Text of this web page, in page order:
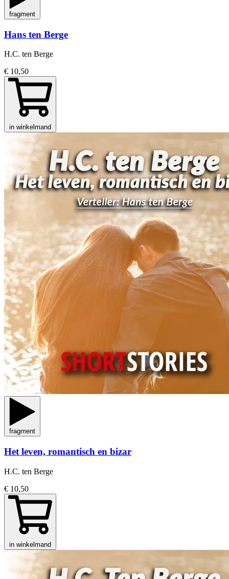
fragment
Hans ten Berge
H.C. ten Berge
€ 10,50
in winkelmand
fragment
Het leven, romantisch en bizar
H.C. ten Berge
€ 10,50
in winkelmand